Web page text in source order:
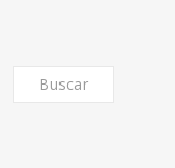
Buscar